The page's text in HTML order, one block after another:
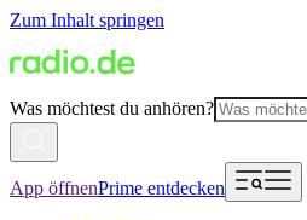
Zum Inhalt springen
Was möchtest du anhören?
App öffnenPrime entdecken